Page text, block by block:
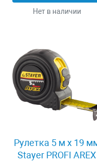
Нет в наличии
Рулетка 5 м x 19
Stayer PROFI AREX